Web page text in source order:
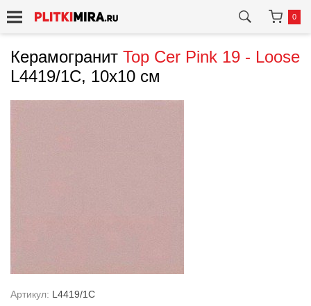
0
Керамогранит Top Cer Pink 19 - Loose
L4419/1C, 10x10 см
Артикул: L4419/1C